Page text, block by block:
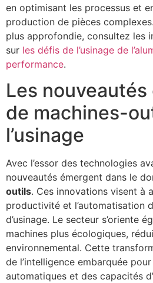
en optimisant les processus et
production de pièces
plus approfondie, consultez les
sur les défis de l’usinage de
performance.
Les
de machines-
l’usinage
Avec l’essor des technologies
nouveautés émergent dans le
outils. Ces innovations visent à
productivité et l’automatisation
d’usinage. Le secteur s’oriente
machines plus écologiques,
environnemental. Cette
de l’intelligence embarquée
automatiques et des capacités